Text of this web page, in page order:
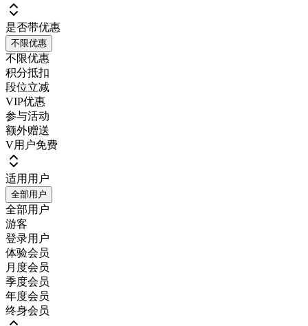
是否带优惠
不限优惠
不限优惠
积分抵扣
段位立减
VIP优惠
参与活动
额外赠送
V用户免费
适用用户
全部用户
全部用户
游客
登录用户
体验会员
月度会员
季度会员
年度会员
终身会员